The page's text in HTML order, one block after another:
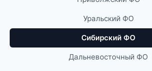
Уральский ФО
Сибирский ФО
Дальневосточный ФО